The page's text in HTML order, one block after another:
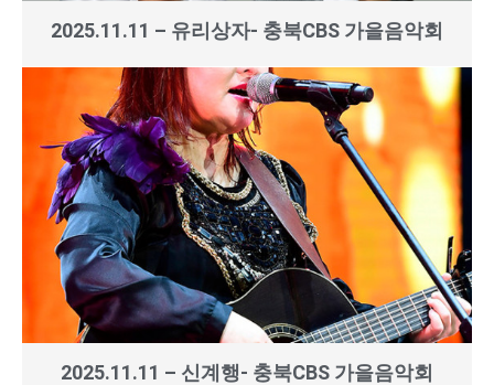
2025.11.11 – 유리상자- 충북CBS 가을음악회
2025.11.11 – 신계행- 충북CBS 가을음악회